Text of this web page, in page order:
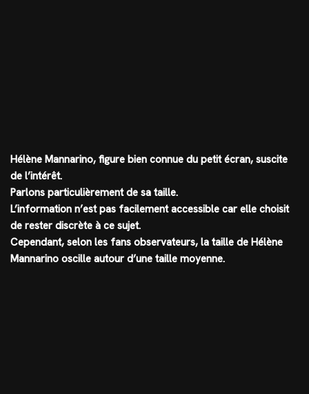
Hélène Mannarino, figure bien connue du petit écran, suscite
de l’intérêt.
Parlons particulièrement de sa taille.
L’information n’est pas facilement accessible car elle choisit
de rester discrète à ce sujet.
Cependant, selon les fans observateurs, la taille de Hélène
Mannarino oscille autour d’une taille moyenne.